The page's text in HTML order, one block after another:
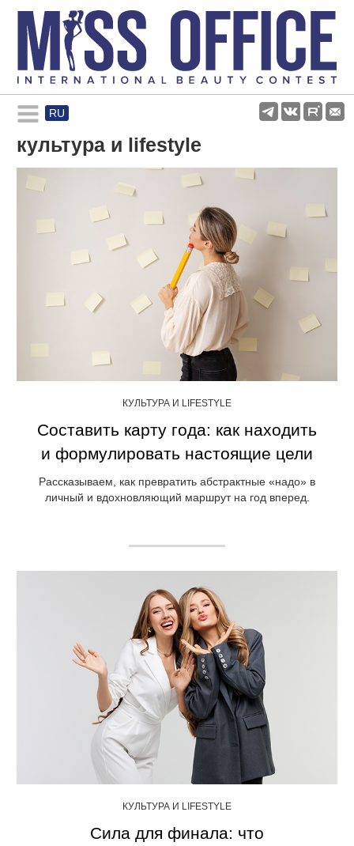
RU
Rules and regulations
About pageant
Participants
культура и lifestyle
КУЛЬТУРА И LIFESTYLE
Составить карту года: как находить
и формулировать настоящие цели
Рассказываем, как превратить абстрактные «надо» в
личный и вдохновляющий маршрут на год вперед.
КУЛЬТУРА И LIFESTYLE
Сила для финала: что